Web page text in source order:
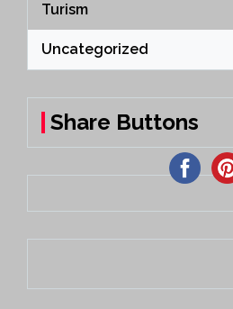
Turism
Uncategorized
Share Buttons